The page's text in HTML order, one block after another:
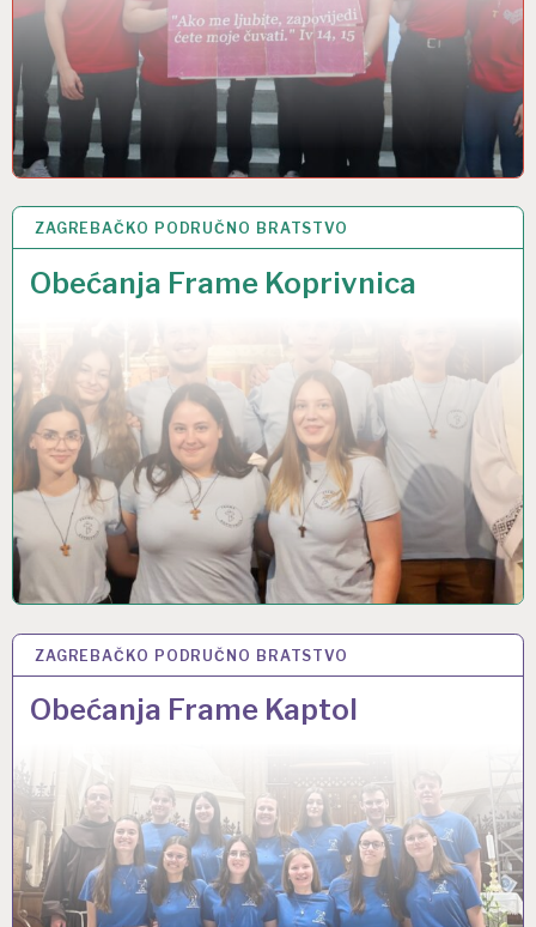
ZAGREBAČKO PODRUČNO BRATSTVO
Obećanja Frame Koprivnica
4 LIP 2025
ZAGREBAČKO PODRUČNO BRATSTVO
Obećanja Frame Kaptol
3 LIP 2025